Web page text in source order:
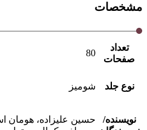
مشخصات
تعداد
صفحات
80
نوع جلد شومیز
نویسنده/
حسین علیزاده، هومان